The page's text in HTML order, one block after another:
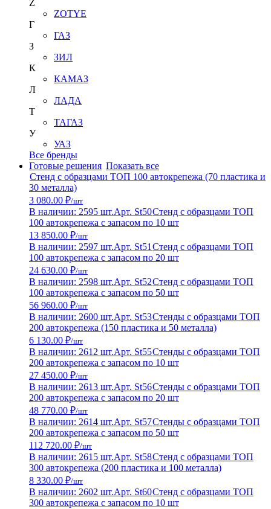
Z
ZOTYE
Г
ГАЗ
З
ЗИЛ
К
КАМАЗ
Л
ЛАДА
Т
ТАГАЗ
У
УАЗ
Все бренды
Готовые решения Показать все
Стенд с образцами ТОП 100 автокрепежа (70 пластика и
30 металла)
3 080.00 ₽/шт
В наличии: 2595 шт.Арт. St50Стенд с образцами ТОП
100 автокрепежа с запасом по 10 шт
13 850.00 ₽/шт
В наличии: 2597 шт.Арт. St51 Стенд с образцами ТОП
100 автокрепежа с запасом по 20 шт
24 630.00 ₽/шт
В наличии: 2598 шт.Арт. St52Стенд с образцами ТОП
100 автокрепежа с запасом по 50 шт
56 960.00 ₽/шт
В наличии: 2600 шт.Арт. St53Стенды с образцами ТОП
200 автокрепежа (150 пластика и 50 металла)
6 130.00 ₽/шт
В наличии: 2612 шт.Арт. St55Стенды с образцами ТОП
200 автокрепежа с запасом по 10 шт
27 450.00 ₽/шт
В наличии: 2613 шт.Арт. St56Стенды с образцами ТОП
200 автокрепежа с запасом по 20 шт
48 770.00 ₽/шт
В наличии: 2614 шт.Арт. St57Стенды с образцами ТОП
200 автокрепежа с запасом по 50 шт
112 720.00 ₽/шт
В наличии: 2615 шт.Арт. St58Стенд с образцами ТОП
300 автокрепежа (200 пластика и 100 металла)
8 330.00 ₽/шт
В наличии: 2602 шт.Арт. St60Стенд с образцами ТОП
300 автокрепежа с запасом по 10 шт